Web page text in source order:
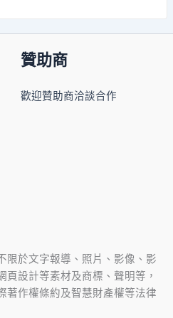
贊助商
歡迎贊助商洽談合作
限於文字報導、照片、影像、影
設計等素材及商標、聲明等，
著作權條約及智慧財產權等法律